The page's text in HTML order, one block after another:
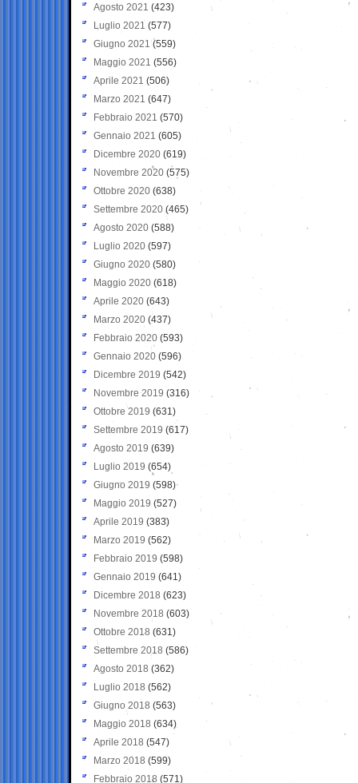
Agosto 2021 (423)
Luglio 2021 (577)
Giugno 2021(559)
Maggio 2021 (556)
Aprile 2021 (506)
Marzo 2021 (647)
Febbraio 2021 (570)
Gennaio 2021 (605)
Dicembre 2020 (619)
Novembre 2020 (575)
Ottobre 2020 (638)
Settembre 2020(465)
Agosto 2020 (588)
Luglio 2020 (597)
Giugno 2020 (580)
Maggio 2020 (618)
Aprile 2020 (643)
Marzo 2020 (437)
Febbraio 2020 (593)
Gennaio 2020 (596)
Dicembre 2019 (542)
Novembre 2019 (316)
Ottobre 2019 (631)
Settembre 2019 (617)
Agosto 2019 (639)
Luglio 2019 (654)
Giugno 2019 (598)
Maggio 2019 (527)
Aprile 2019 (383)
Marzo 2019 (562)
Febbraio 2019 (598)
Gennaio 2019 (641)
Dicembre 2018 (623)
Novembre 2018 (603)
Ottobre 2018 (631)
Settembre 2018 (586)
Agosto 2018 (362)
Luglio 2018 (562)
Giugno 2018 (563)
Maggio 2018 (634)
Aprile 2018 (547)
Marzo 2018 (599)
Febbraio 2018 (571)